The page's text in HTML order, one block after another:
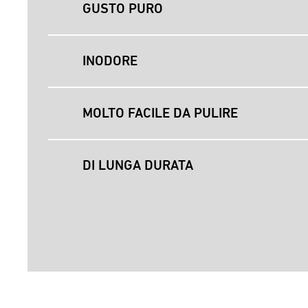
GUSTO PURO
INODORE
MOLTO FACILE DA PULIRE
DI LUNGA DURATA